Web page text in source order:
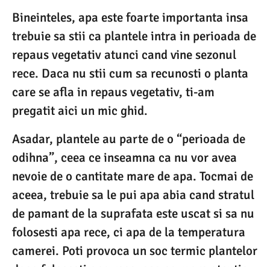
Bineinteles, apa este foarte importanta insa
trebuie sa stii ca plantele intra in perioada de
repaus vegetativ atunci cand vine sezonul
rece. Daca nu stii cum sa recunosti o planta
care se afla in repaus vegetativ, ti-am
pregatit aici un mic ghid.
Asadar, plantele au parte de o “perioada de
odihna”, ceea ce inseamna ca nu vor avea
nevoie de o cantitate mare de apa. Tocmai de
aceea, trebuie sa le pui apa abia cand stratul
de pamant de la suprafata este uscat si sa nu
folosesti apa rece, ci apa de la temperatura
camerei. Poti provoca un soc termic plantelor